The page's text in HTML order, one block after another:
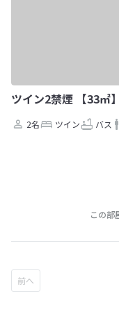
ツイン2禁煙 【33㎡】
2名 ツイン バス
この部